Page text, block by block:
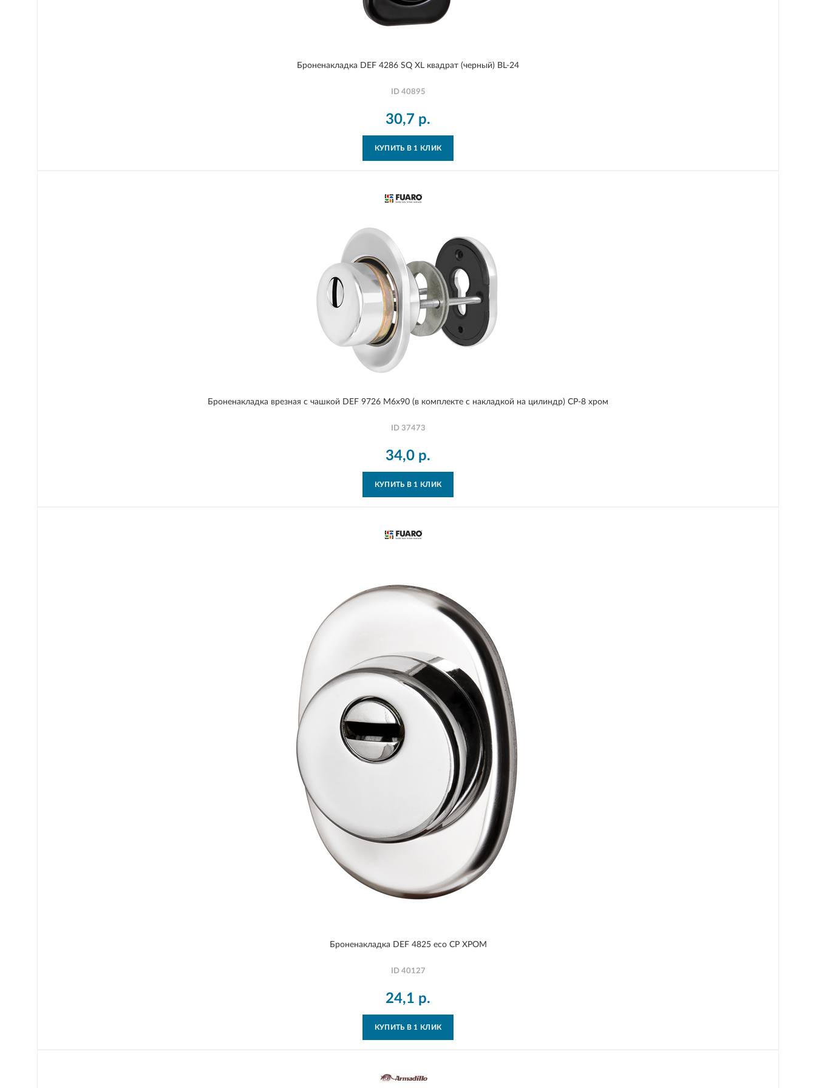
Броненакладка DEF 4286 SQ XL квадрат (черный) BL-24
ID 40895
30,7 р.
КУПИТЬ В 1 КЛИК
Броненакладка врезная с чашкой DEF 9726 M6x90 (в комплекте с накладкой на цилиндр) CP-8 хром
ID 37473
34,0 р.
КУПИТЬ В 1 КЛИК
Броненакладка DEF 4825 eco CP ХРОМ
ID 40127
24,1 р.
КУПИТЬ В 1 КЛИК